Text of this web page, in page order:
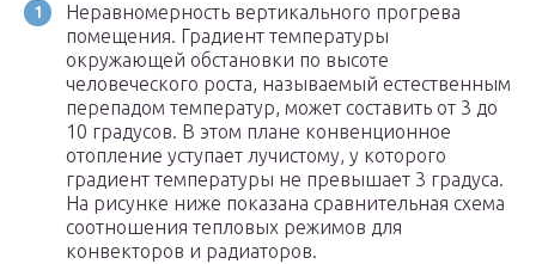
Неравномерность вертикального прогрева
помещения. Градиент температуры
окружающей обстановки по высоте
человеческого роста, называемый естественным
перепадом температур, может составить от 3 до
10 градусов. В этом плане конвенционное
отопление уступает лучистому, у которого
градиент температуры не превышает 3 градуса.
На рисунке ниже показана сравнительная схема
соотношения тепловых режимов для
конвекторов и радиаторов.